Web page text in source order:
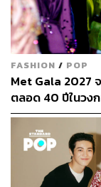
3. SK-ll Pitera
สาวกของ SK-ll
ลวดลายที่เห็นบน
ซิงห์ ที่ได้รับการย
ปอาร์ต ยิ่งเมื่อมา
ลุคครั้งสำคัญ ที่ท
เข้าถึงคนรุ่นให
เพราะนอกจาก
Facial
Talk of the
FASHION / POP
Met Gala 2027
ตลอด 40 ปีในวง